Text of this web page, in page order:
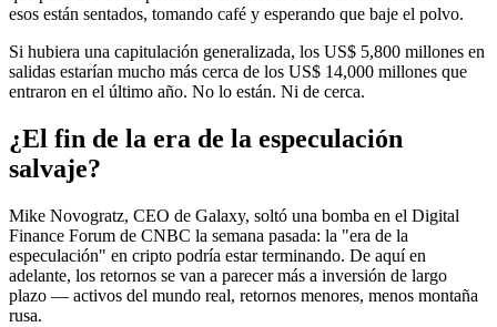
esos están sentados, tomando café y esperando que baje el polvo.
Si hubiera una capitulación generalizada, los US$ 5,800 millones en
salidas estarían mucho más cerca de los US$ 14,000 millones que
entraron en el último año. No lo están. Ni de cerca.
¿El fin de la era de la especulación
salvaje?
Mike Novogratz, CEO de Galaxy, soltó una bomba en el Digital
Finance Forum de CNBC la semana pasada: la "era de la
especulación" en cripto podría estar terminando. De aquí en
adelante, los retornos se van a parecer más a inversión de largo
plazo — activos del mundo real, retornos menores, menos montaña
rusa.